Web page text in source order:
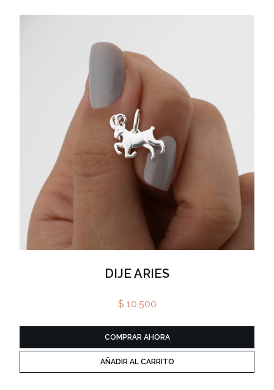
DIJE ARIES
$ 10.500
COMPRAR AHORA
AÑADIR AL CARRITO